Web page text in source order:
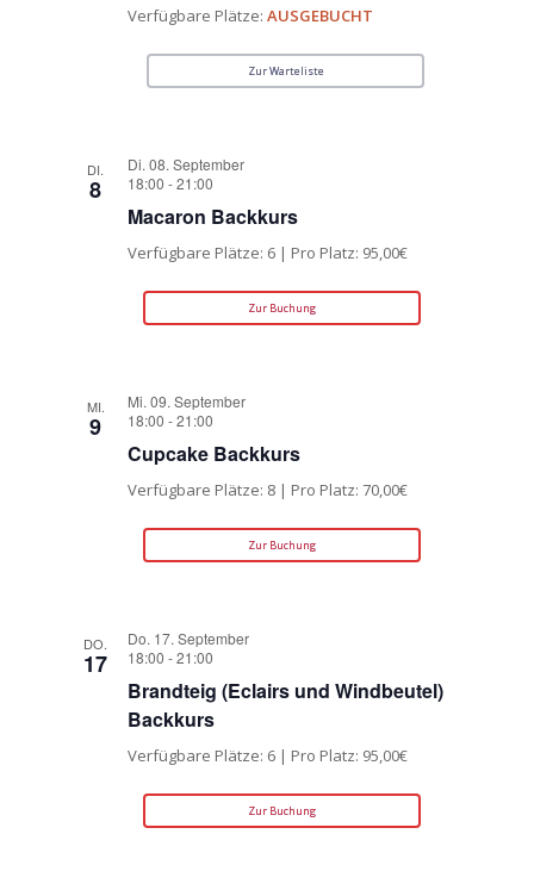
Verfügbare Plätze:AUSGEBUCHT
Zur Warteliste
DI.
8
Di. 08. September
18:00 -21:00
Macaron Backkurs
Verfügbare Plätze: 6 | Pro Platz: 95,00€
Zur Buchung
MI.
9
Mi. 09. September
18:00 -21:00
Cupcake Backkurs
Verfügbare Plätze: 8 | Pro Platz: 70,00€
Zur Buchung
DO.
17
Do. 17. September
18:00 -21:00
Brandteig (Eclairs und Windbeutel)
Backkurs
Verfügbare Plätze: 6 | Pro Platz: 95,00€
Zur Buchung